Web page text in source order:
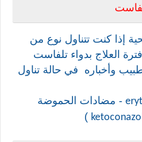
إذا كنت تتناول نوع من
العلاج بدواء تلفاست
وأخباره في حالة تناول
- مضادات الحموضة
)